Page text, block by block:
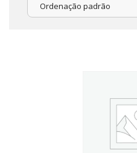
Ordenação padrão